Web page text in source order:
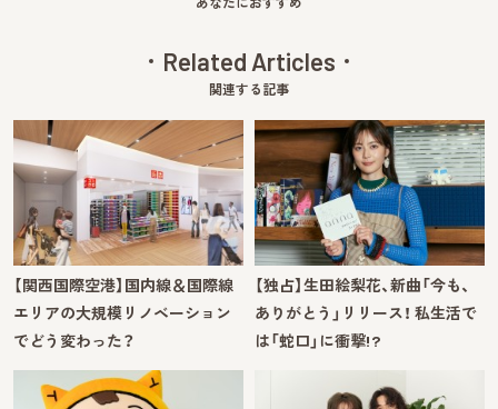
Related Articles
関連する記事
【関西国際空港】国内線＆国際線
エリアの大規模リノベーション
でどう変わった？
【独占】生田絵梨花、新曲「今も、
ありがとう」リリース！ 私生活で
は「蛇口」に衝撃!?